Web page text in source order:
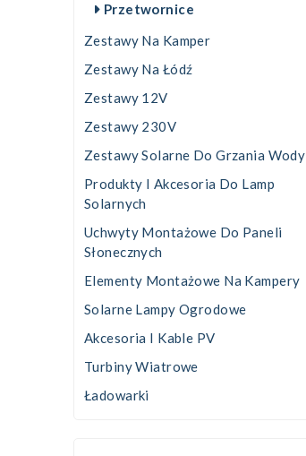
Przetwornice
Zestawy Na Kamper
Zestawy Na Łódź
Zestawy 12V
Zestawy 230V
Zestawy Solarne Do Grzania Wody
Produkty I Akcesoria Do Lamp
Solarnych
Uchwyty Montażowe Do Paneli
Słonecznych
Elementy Montażowe Na Kampery
Solarne Lampy Ogrodowe
Akcesoria I Kable PV
Turbiny Wiatrowe
Ładowarki